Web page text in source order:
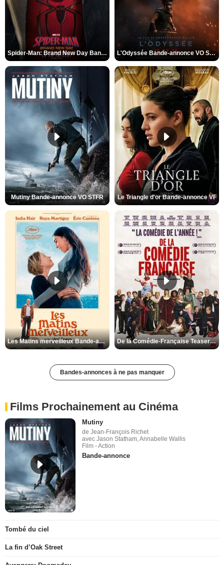
Spider-Man: Brand New Day Bande-annonce VO STFR L'Odyssée Bande-annonce VO STFR
Mutiny Bande-annonce VO STFR Le Triangle d'or Bande-annonce VF
Les Matins merveilleux Bande-annonce VF De la Comédie-Française Teaser VF
Bandes-annonces à ne pas manquer
Films Prochainement au Cinéma
Mutiny
de Jean-François Richet
avec Jason Statham, Annabelle Wallis
Film - Action
Bande-annonce
Tombé du ciel
La fin d’Oak Street